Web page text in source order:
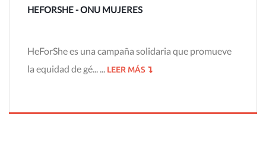
HEFORSHE - ONU MUJERES
HeForShe es una campaña solidaria que promueve
la equidad de gé... ... LEER MÁS